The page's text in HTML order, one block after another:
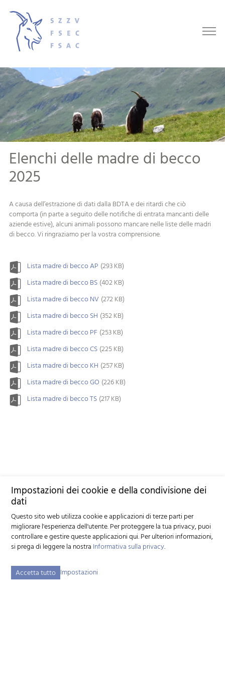
Elenchi delle madre di becco
2025
A causa dell’estrazione di dati dalla BDTA e dei ritardi che ciò
comporta (in parte a seguito delle notifiche di entrata mancanti delle
aziende estive), alcuni animali possono mancare nelle liste delle madri
di becco. Vi ringraziamo per la vostra comprensione.
Lista madre di becco AP (293 KB)
Lista madre di becco BS (402 KB)
Lista madre di becco NV (272 KB)
Lista madre di becco SH (352 KB)
Lista madre di becco PF (253 KB)
Lista madre di becco CS (225 KB)
Lista madre di becco KH (257 KB)
Lista madre di becco GO (226 KB)
Lista madre di becco TS (217 KB)
Impostazioni dei cookie e della condivisione dei
dati
Questo sito web utilizza cookie e applicazioni di terze parti per
migliorare l'esperienza dell'utente. Per proteggere la tua privacy, puoi
controllare e gestire queste applicazioni qui.Per ulteriori informazioni,
si prega di leggere la nostra Informativa sulla privacy.
Accetta tutto Impostazioni